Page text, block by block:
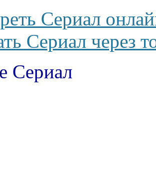
Сериал
Сериал через
Сериал